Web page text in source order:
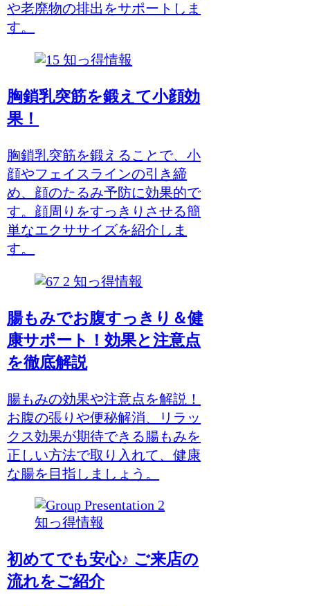
や老廃物の排出をサポートしま
す。
知っ得情報
胸鎖乳突筋を鍛えて小顔効
果！
胸鎖乳突筋を鍛えることで、小
顔やフェイスラインの引き締
め、顔のたるみ予防に効果的で
す。顔周りをすっきりさせる簡
単なエクササイズを紹介しま
す。
知っ得情報
腸もみでお腹すっきり＆健
康サポート！効果と注意点
を徹底解説
腸もみの効果や注意点を解説！
お腹の張りや便秘解消、リラッ
クス効果が期待できる腸もみを
正しい方法で取り入れて、健康
な腸を目指しましょう。
知っ得情報
初めてでも安心♪ ご来店の
流れをご紹介